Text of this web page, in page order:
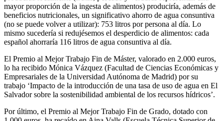
mayor proporción de la ingesta de alimentos) produciría, además de
beneficios nutricionales, un significativo ahorro de agua consuntiva
(no se puede volver a utilizar): 753 litros por persona al día. Lo
mismo sucedería si redujésemos el desperdicio de alimentos: cada
español ahorraría 116 litros de agua consuntiva al día.
El Premio al Mejor Trabajo Fin de Máster, valorado en 2.000 euros,
lo ha recibido Mónica Vázquez (Facultad de Ciencias Económicas y
Empresariales de la Universidad Autónoma de Madrid) por su
trabajo ‘Impacto de la introducción de una tasa de uso de agua en El
Salvador sobre la sostenibilidad ambiental de los recursos hídricos’.
Por último, el Premio al Mejor Trabajo Fin de Grado, dotado con